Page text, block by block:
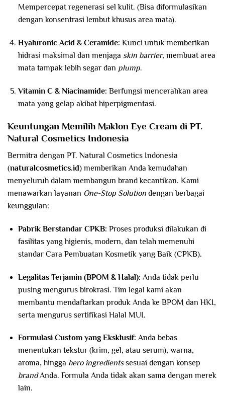
Mempercepat regenerasi sel kulit. (Bisa diformulasikan
dengan konsentrasi lembut khusus area mata).
Hyaluronic Acid & Ceramide: Kunci untuk memberikan
hidrasi maksimal dan menjaga skin barrier, membuat area
mata tampak lebih segar dan plump.
Vitamin C & Niacinamide: Berfungsi mencerahkan area
mata yang gelap akibat hiperpigmentasi.
Keuntungan Memilih Maklon Eye Cream di PT.
Natural Cosmetics Indonesia
Bermitra dengan PT. Natural Cosmetics Indonesia
(naturalcosmetics.id) memberikan Anda kemudahan
menyeluruh dalam membangun brand kecantikan. Kami
menawarkan layanan One-Stop Solution dengan berbagai
keunggulan:
Pabrik Berstandar CPKB: Proses produksi dilakukan di
fasilitas yang higienis, modern, dan telah memenuhi
standar Cara Pembuatan Kosmetik yang Baik (CPKB).
Legalitas Terjamin (BPOM & Halal): Anda tidak perlu
pusing mengurus birokrasi. Tim legal kami akan
membantu mendaftarkan produk Anda ke BPOM dan HKI,
serta mengurus sertifikasi Halal MUI.
Formulasi Custom yang Eksklusif: Anda bebas
menentukan tekstur (krim, gel, atau serum), warna,
aroma, hingga hero ingredientssesuai dengan konsep
brandAnda. Formula Anda tidak akan sama dengan merek
lain.